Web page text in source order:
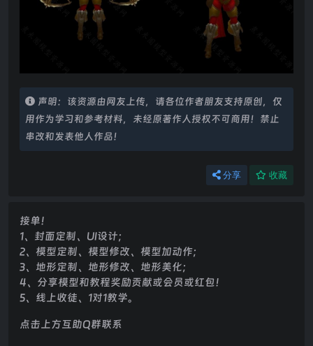
声明：该资源由网友上传，请各位作者朋友支持原创，仅
用作为学习和参考材料，未经原著作人授权不可商用！禁止
串改和发表他人作品！
分享 收藏
接单！
1、封面定制、UI设计；
2、模型定制、模型修改、模型加动作；
3、地形定制、地形修改、地形美化；
4、分享模型和教程奖励贡献或会员或红包！
5、线上收徒、1对1教学。
点击上方互助Q群联系